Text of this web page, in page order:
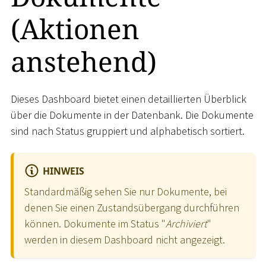
(Aktionen
anstehend)
Dieses Dashboard bietet einen detaillierten Überblick
über die Dokumente in der Datenbank. Die Dokumente
sind nach Status gruppiert und alphabetisch sortiert.
HINWEIS
Standardmäßig sehen Sie nur Dokumente, bei
denen Sie einen Zustandsübergang durchführen
können. Dokumente im Status "Archiviert"
werden in diesem Dashboard nicht angezeigt.